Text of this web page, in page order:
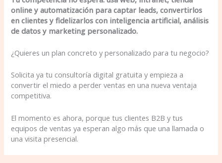
online y automatización para captar leads, convertirlos
en clientes y fidelizarlos con inteligencia artificial, análisis
de datos y marketing personalizado.
¿Quieres un plan concreto y personalizado para tu negocio?
Solicita ya tu consultoría digital gratuita y empieza a
convertir el miedo a perder ventas en una nueva ventaja
competitiva.
El momento es ahora, porque tus clientes B2B y tus
equipos de ventas ya esperan algo más que una llamada o
una visita presencial.